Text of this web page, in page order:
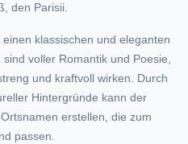
den Parisii.
klassischen und eleganten
voller Romantik und Poesie,
und kraftvoll wirken. Durch
Hintergründe kann der
erstellen, die zum
passen.